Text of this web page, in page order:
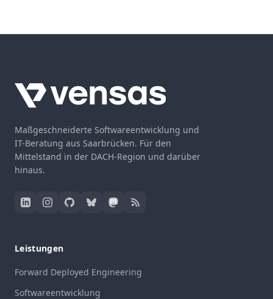
Maßgeschneiderte Softwareentwicklung und
IT-Beratung aus Saarbrücken. Für den
Mittelstand in der DACH-Region und darüber
hinaus.
Leistungen
Forward Deployed Engineering
Softwareentwicklung